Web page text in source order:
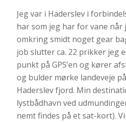
Jeg var i Haderslev i
har som jeg har for vane når
omkring smidt noget gear
job slutter ca. 22 prikker jeg
punkt på GPS’en og kører
og bulder mørke landeveje
Haderslev fjord. Min
lystbådhavn ved
nemt findes på et sat-kort).